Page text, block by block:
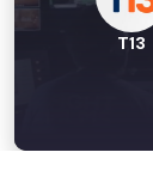
T13